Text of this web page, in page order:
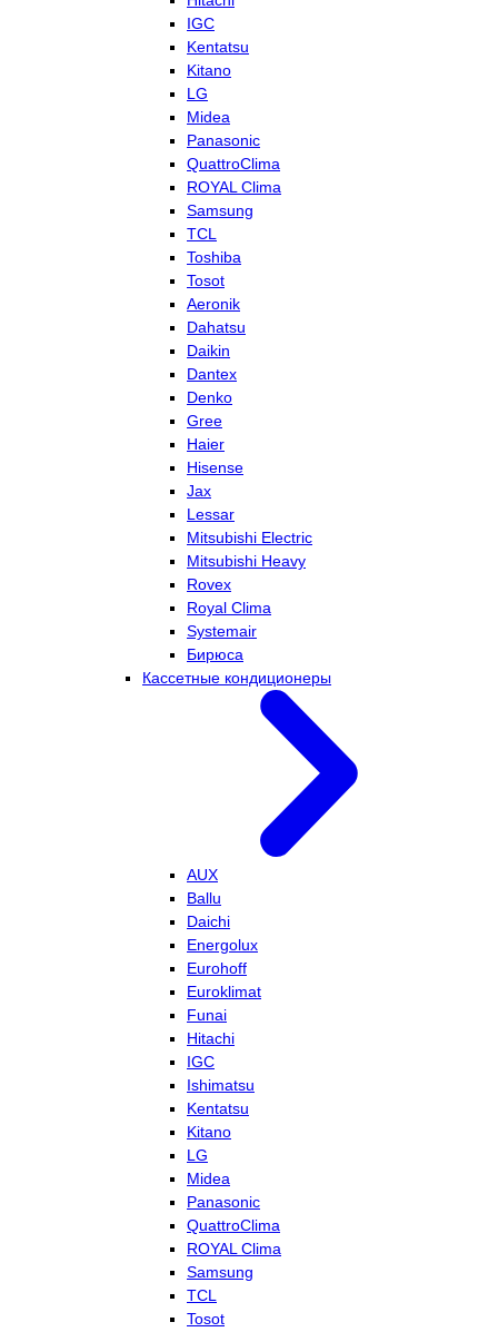
IGC
Kentatsu
Kitano
LG
Midea
Panasonic
QuattroClima
ROYAL Clima
Samsung
TCL
Toshiba
Tosot
Aeronik
Dahatsu
Daikin
Dantex
Denko
Gree
Haier
Hisense
Jax
Lessar
Mitsubishi Electric
Mitsubishi Heavy
Rovex
Royal Clima
Systemair
Бирюса
Кассетные кондиционеры
AUX
Ballu
Daichi
Energolux
Eurohoff
Euroklimat
Funai
Hitachi
IGC
Ishimatsu
Kentatsu
Kitano
LG
Midea
Panasonic
QuattroClima
ROYAL Clima
Samsung
TCL
Tosot